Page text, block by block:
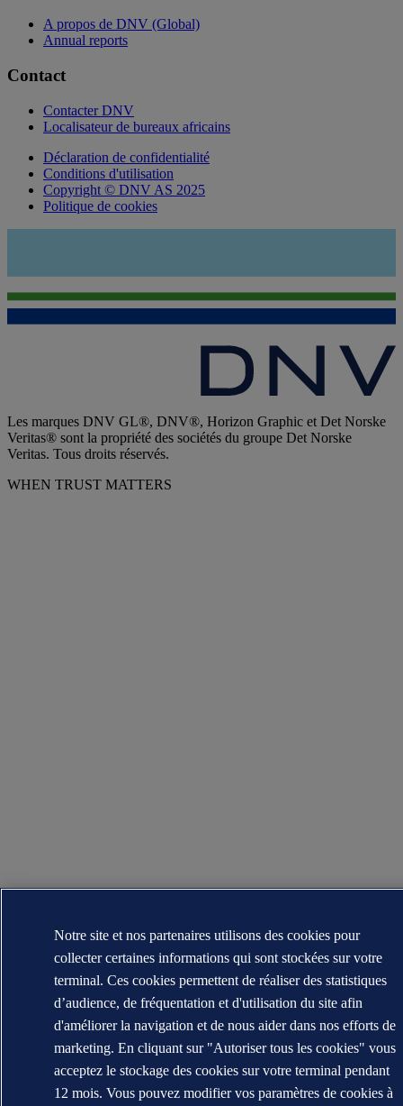
A propos de DNV (Global)
Annual reports
Contact
Contacter DNV
Localisateur de bureaux africains
Déclaration de confidentialité
Conditions d'utilisation
Copyright © DNV AS 2025
Politique de cookies
Les marques DNV GL®, DNV®, Horizon Graphic et Det Norske
Veritas® sont la propriété des sociétés du groupe Det Norske
Veritas. Tous droits réservés.
WHEN TRUST MATTERS
Notre site et nos partenaires utilisons des cookies pour
collecter certaines informations qui sont stockées sur votre
terminal. Ces cookies permettent de réaliser des statistiques
d’audience, de fréquentation et d'utilisation du site afin
d'améliorer la navigation et de nous aider dans nos efforts de
marketing. En cliquant sur "Autoriser tous les cookies" vous
acceptez le stockage des cookies sur votre terminal pendant
12 mois. Vous pouvez modifier vos paramètres de cookies à